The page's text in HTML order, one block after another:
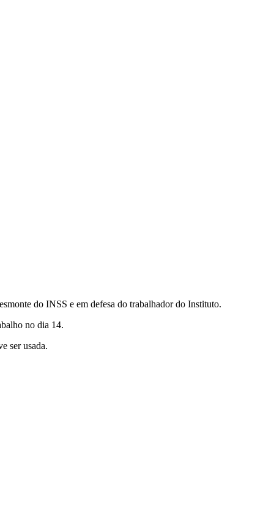
do INSS e em defesa do trabalhador do Instituto.
no dia 14.
ser usada.